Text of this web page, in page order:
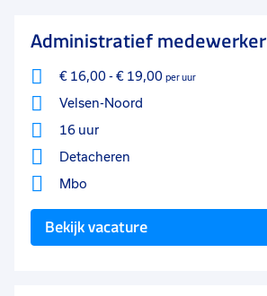
Filter
Sluiten
Administratief medewerker
€ 16,00- € 19,00 per uur
Velsen-Noord
16 uur
Detacheren
Mbo
Bekijk vacature